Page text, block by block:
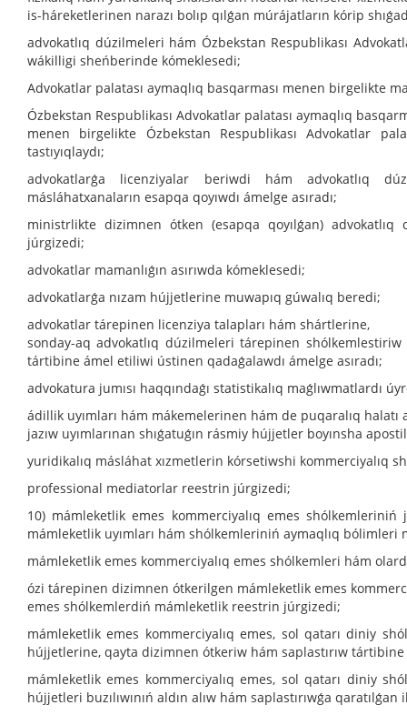
is-háreketlerinen narazı bolıp qılǵan múrájatların kórip
advokatlıq dúzilmeleri hám Ózbekstan Respublikası
wákilligi sheńberinde kómeklesedi;
Advokatlar palatası aymaqlıq basqarması menen birgelikte
Ózbekstan Respublikası Advokatlar palatası aymaqlıq
menen birgelikte Ózbekstan Respublikası Advokatlar
tastıyıqlaydı;
advokatlarǵa licenziyalar beriwdi hám advokatlıq
másláhatxanaların esapqa qoyıwdı ámelge asıradı;
ministrlikte dizimnen ótken (esapqa qoyılǵan)
júrgizedi;
advokatlar mamanlıǵın asırıwda kómeklesedi;
advokatlarǵa nızam hújjetlerine muwapıq gúwalıq beredi;
advokatlar tárepinen licenziya talapları hám shártlerine,
sonday-aq advokatlıq dúzilmeleri tárepinen
tártibine ámel etiliwi ústinen qadaǵalawdı ámelge asıradı;
advokatura jumısı haqqındaǵı statistikalıq maǵlıwmatlardı
ádillik uyımları hám mákemelerinen hám de puqaralıq halatı
jazıw uyımlarınan shıǵatuǵın rásmiy hújjetler boyınsha
yuridikalıq másláhat xızmetlerin kórsetiwshi kommerciyalıq
professional mediatorlar reestrin júrgizedi;
10) mámleketlik emes kommerciyalıq emes shólkemleriniń
mámleketlik uyımları hám shólkemleriniń aymaqlıq
mámleketlik emes kommerciyalıq emes shólkemleri hám
ózi tárepinen dizimnen ótkerilgen mámleketlik emes
emes shólkemlerdiń mámleketlik reestrin júrgizedi;
mámleketlik emes kommerciyalıq emes, sol qatarı diniy
hújjetlerine, qayta dizimnen ótkeriw hám saplastırıw
mámleketlik emes kommerciyalıq emes, sol qatarı diniy
hújjetleri buzılıwınıń aldın alıw hám saplastırıwǵa